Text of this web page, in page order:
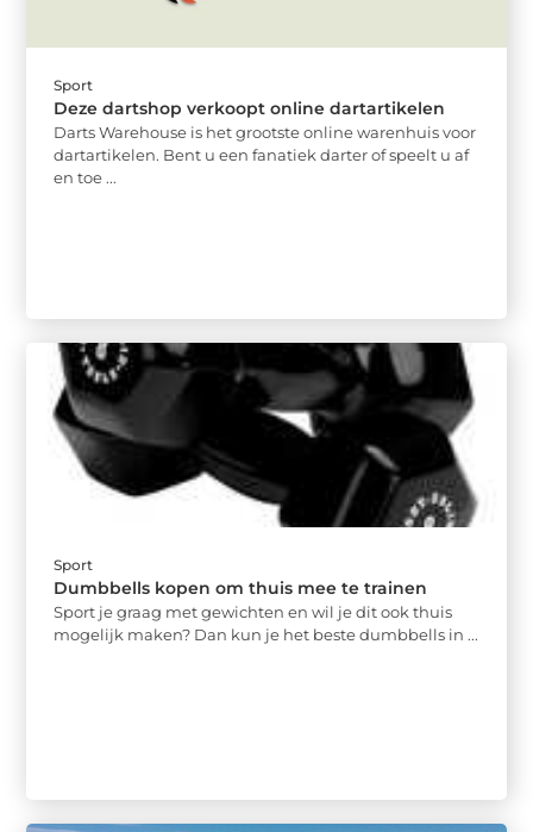
Sport
Deze dartshop verkoopt online dartartikelen
Darts Warehouse is het grootste online warenhuis voor
dartartikelen. Bent u een fanatiek darter of speelt u af
en toe ...
Sport
Dumbbells kopen om thuis mee te trainen
Sport je graag met gewichten en wil je dit ook thuis
mogelijk maken? Dan kun je het beste dumbbells in ...